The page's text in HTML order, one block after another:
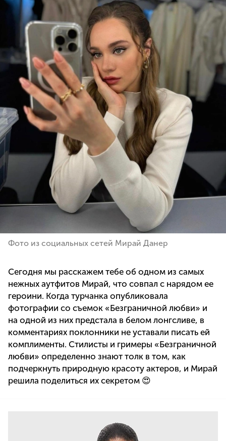
Фото из социальных сетей Мирай Данер
Сегодня мы расскажем тебе об одном из самых
нежных аутфитов Мирай, что совпал с нарядом ее
героини. Когда турчанка опубликовала
фотографии со съемок «Безграничной любви» и
на одной из них предстала в белом лонгсливе, в
комментариях поклонники не уставали писать ей
комплименты. Стилисты и гримеры «Безграничной
любви» определенно знают толк в том, как
подчеркнуть природную красоту актеров, и Мирай
решила поделиться их секретом 😍